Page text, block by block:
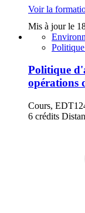
Voir la
Mis à jour le
Politique
opérations
Cours,
6 crédits